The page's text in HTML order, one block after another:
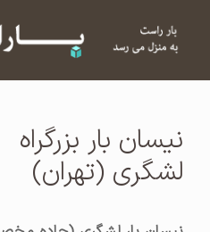
نیسان بار بزرگراه
لشگری (تهران)